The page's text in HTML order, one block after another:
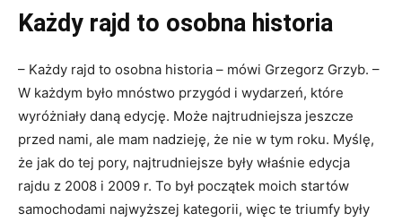
Każdy rajd to osobna historia
– Każdy rajd to osobna historia – mówi Grzegorz Grzyb. –
W każdym było mnóstwo przygód i wydarzeń, które
wyróżniały daną edycję. Może najtrudniejsza jeszcze
przed nami, ale mam nadzieję, że nie w tym roku. Myślę,
że jak do tej pory, najtrudniejsze były właśnie edycja
rajdu z 2008 i 2009 r. To był początek moich startów
samochodami najwyższej kategorii, więc te triumfy były